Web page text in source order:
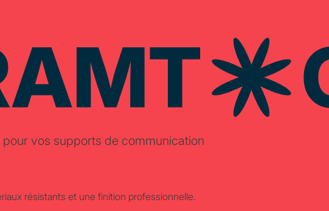
vos supports de communication
résistants et une finition professionnelle.